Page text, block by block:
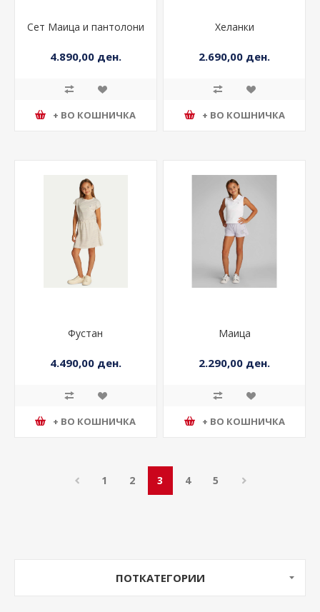
Сет Маица и пантолони
4.890,00 ден.
+ ВО КОШНИЧКА
Хеланки
2.690,00 ден.
+ ВО КОШНИЧКА
Фустан
4.490,00 ден.
+ ВО КОШНИЧКА
Маица
2.290,00 ден.
+ ВО КОШНИЧКА
1 2 3 4 5
ПОТКАТЕГОРИИ